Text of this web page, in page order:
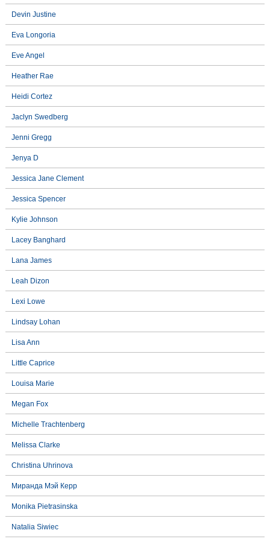
Devin Justine
Eva Longoria
Eve Angel
Heather Rae
Heidi Cortez
Jaclyn Swedberg
Jenni Gregg
Jenya D
Jessica Jane Clement
Jessica Spencer
Kylie Johnson
Lacey Banghard
Lana James
Leah Dizon
Lexi Lowe
Lindsay Lohan
Lisa Ann
Little Caprice
Louisa Marie
Megan Fox
Michelle Trachtenberg
Melissa Clarke
Christina Uhrinova
Миранда Мэй Керр
Monika Pietrasinska
Natalia Siwiec